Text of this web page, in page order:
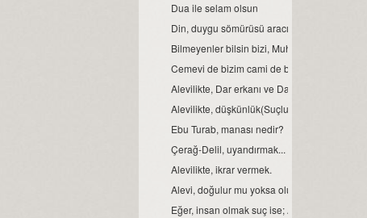
Dua ile selam olsun
Din, duygu sömürüsü aracı değil ve
Bilmeyenler bilsin bizi, Muhammed Ali
Cemevi de bizim cami de bizim demek, büyük
Alevilikte, Dar erkanı ve Dar duruşları…
Alevilikte, düşkünlük(Suçluluk hali).
Ebu Turab, manası nedir?
Çerağ-Delil, uyandırmak...
Alevilikte, ikrar vermek.
Alevi, doğulur mu yoksa olunur mu?
Eğer, insan olmak suç ise; Aleviler bu suçu,